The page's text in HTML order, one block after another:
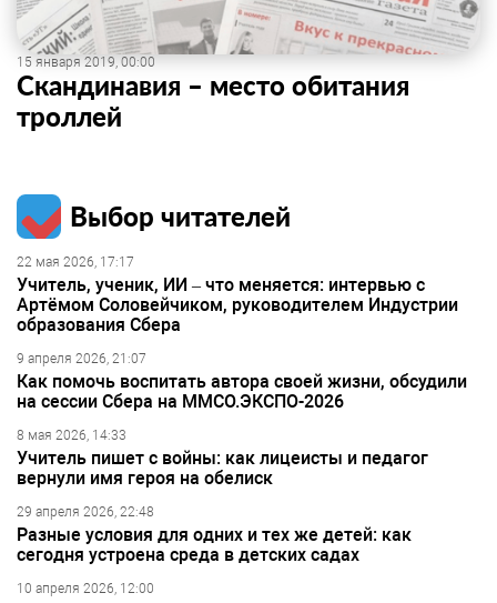
15 января 2019, 00:00
Скандинавия – место обитания
троллей
Выбор читателей
22 мая 2026, 17:17
Учитель, ученик, ИИ – что меняется: интервью с
Артёмом Соловейчиком, руководителем Индустрии
образования Сбера
9 апреля 2026, 21:07
Как помочь воспитать автора своей жизни, обсудили
на сессии Сбера на ММСО.ЭКСПО-2026
8 мая 2026, 14:33
Учитель пишет с войны: как лицеисты и педагог
вернули имя героя на обелиск
29 апреля 2026, 22:48
Разные условия для одних и тех же детей: как
сегодня устроена среда в детских садах
10 апреля 2026, 12:00